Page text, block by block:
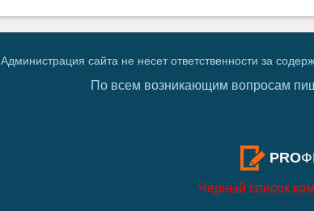
Администрация сайта не несет ответственности за
По всем возникающим вопросам
PRO
Черный список